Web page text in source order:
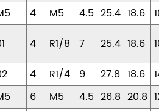
4 M5 4.5 25.4 18.6
4 R1/8 7 25.4 18.6
4 R1/4 9 27.8 18.6
6 M5 4.5 26.8 20.8